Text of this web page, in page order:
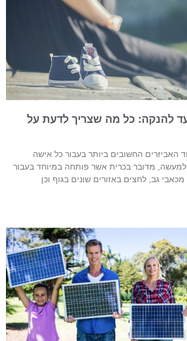
להנקה: כל מה שצריך לדעת על
החשובים ביותר בעבור כל אישה
מדובר בכרית אשר פותחה במיוחד בעבור
גב, לחצים באזורים שונים בגוף וכן